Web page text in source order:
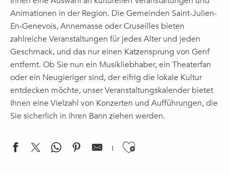
Animationen in der Region. Die Gemeinden Saint-Julien-
En-Genevois, Annemasse oder Cruseilles bieten
zahlreiche Veranstaltungen für jedes Alter und jeden
Geschmack, und das nur einen Katzensprung von Genf
entfernt. Ob Sie nun ein Musikliebhaber, ein Theaterfan
oder ein Neugieriger sind, der eifrig die lokale Kultur
entdecken möchte, unser Veranstaltungskalender bietet
Ihnen eine Vielzahl von Konzerten und Aufführungen, die
Sie sicherlich in ihren Bann ziehen werden.
Ajouter aux